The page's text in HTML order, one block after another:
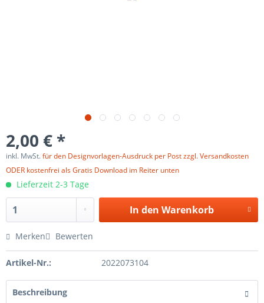
2,00 € *
inkl. MwSt.für den Designvorlagen-Ausdruck per Post zzgl. Versandkosten
ODER kostenfrei als Gratis Download im Reiter unten
Lieferzeit 2-3 Tage
In den Warenkorb
Merken Bewerten
Artikel-Nr.: 2022073104
Beschreibung